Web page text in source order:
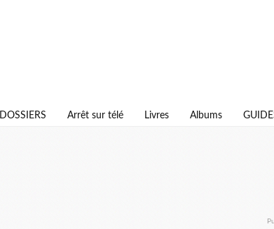
DOSSIERS Arrêt sur télé Livres Albums